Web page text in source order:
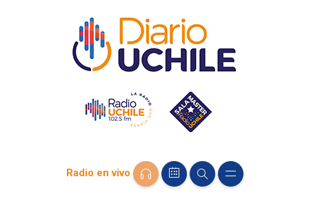
Radio en vivo